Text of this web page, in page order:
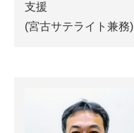
支援
(宮古サテライト兼務)